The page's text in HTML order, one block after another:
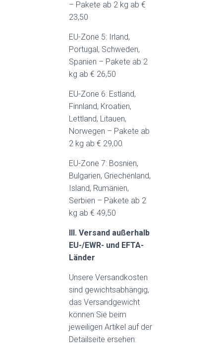
– Pakete ab 2 kg ab €
23,50
EU-Zone 5: Irland,
Portugal, Schweden,
Spanien – Pakete ab 2
kg ab € 26,50
EU-Zone 6: Estland,
Finnland, Kroatien,
Lettland, Litauen,
Norwegen – Pakete ab
2 kg ab € 29,00
EU-Zone 7: Bosnien,
Bulgarien, Griechenland,
Island, Rumänien,
Serbien – Pakete ab 2
kg ab € 49,50
III. Versand außerhalb
EU-/EWR- und EFTA-
Länder
Unsere Versandkosten
sind gewichtsabhängig,
das Versandgewicht
können Sie beim
jeweiligen Artikel auf der
Detailseite ersehen: